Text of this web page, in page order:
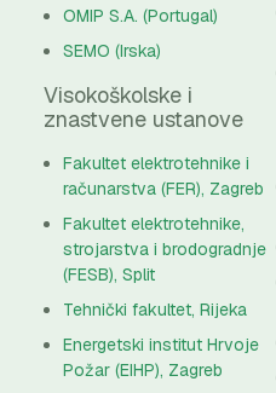
OMIP S.A. (Portugal)
SEMO (Irska)
Visokoškolske i
znastvene ustanove
Fakultet elektrotehnike i
računarstva (FER), Zagreb
Fakultet elektrotehnike,
strojarstva i brodogradnje
(FESB), Split
Tehnički fakultet, Rijeka
Energetski institut Hrvoje
Požar (EIHP), Zagreb